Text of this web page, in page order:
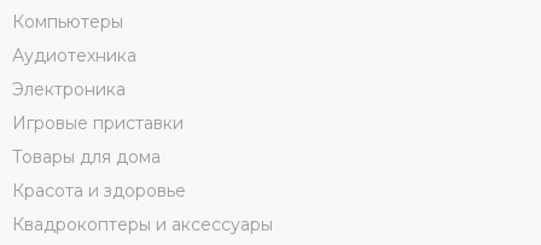
Компьютеры
Аудиотехника
Электроника
Игровые приставки
Товары для дома
Красота и здоровье
Квадрокоптеры и аксессуары